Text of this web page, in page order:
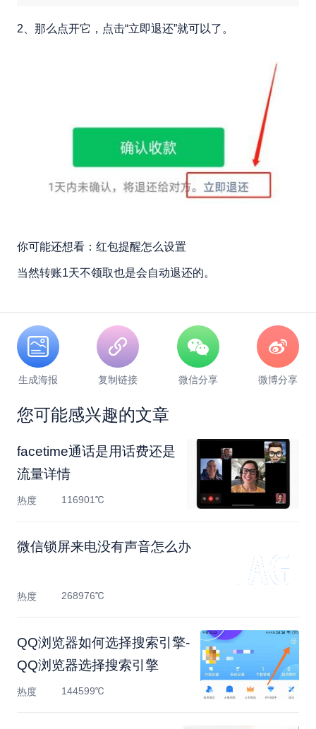
2、那么点开它，点击“立即退还”就可以了。
你可能还想看：红包提醒怎么设置
当然转账1天不领取也是会自动退还的。
生成海报 复制链接 微信分享 微博分享
您可能感兴趣的文章
facetime通话是用话费还是
流量详情
热度 116901℃
微信锁屏来电没有声音怎么办
热度 268976℃
QQ浏览器如何选择搜索引擎-
QQ浏览器选择搜索引擎
热度 144599℃